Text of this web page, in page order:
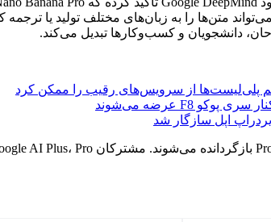
متن‌ها را به زبان‌های مختلف تولید یا ترجمه
دانشجویان و کسب‌وکارها تبدیل می‌کند.
پلی‌لیست‌ها از سرویس‌های رقیب را ممکن کرد